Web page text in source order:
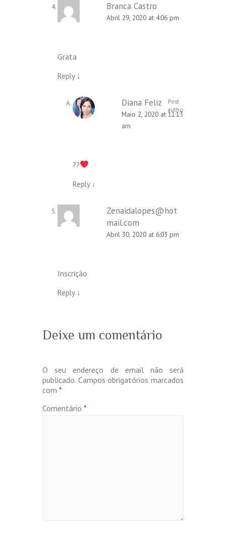
Branca Castro
Abril 29, 2020 at 4:06 pm
Grata
Reply ↓
Diana Feliz
Post
author
Maio 2, 2020 at 11:13
am
??
Reply ↓
Zenaidalopes@hot
mail.com
Abril 30, 2020 at 6:03 pm
Inscrição
Reply ↓
Deixe um comentário
O seu endereço de email não será
publicado. Campos obrigatórios marcados
com *
Comentário *